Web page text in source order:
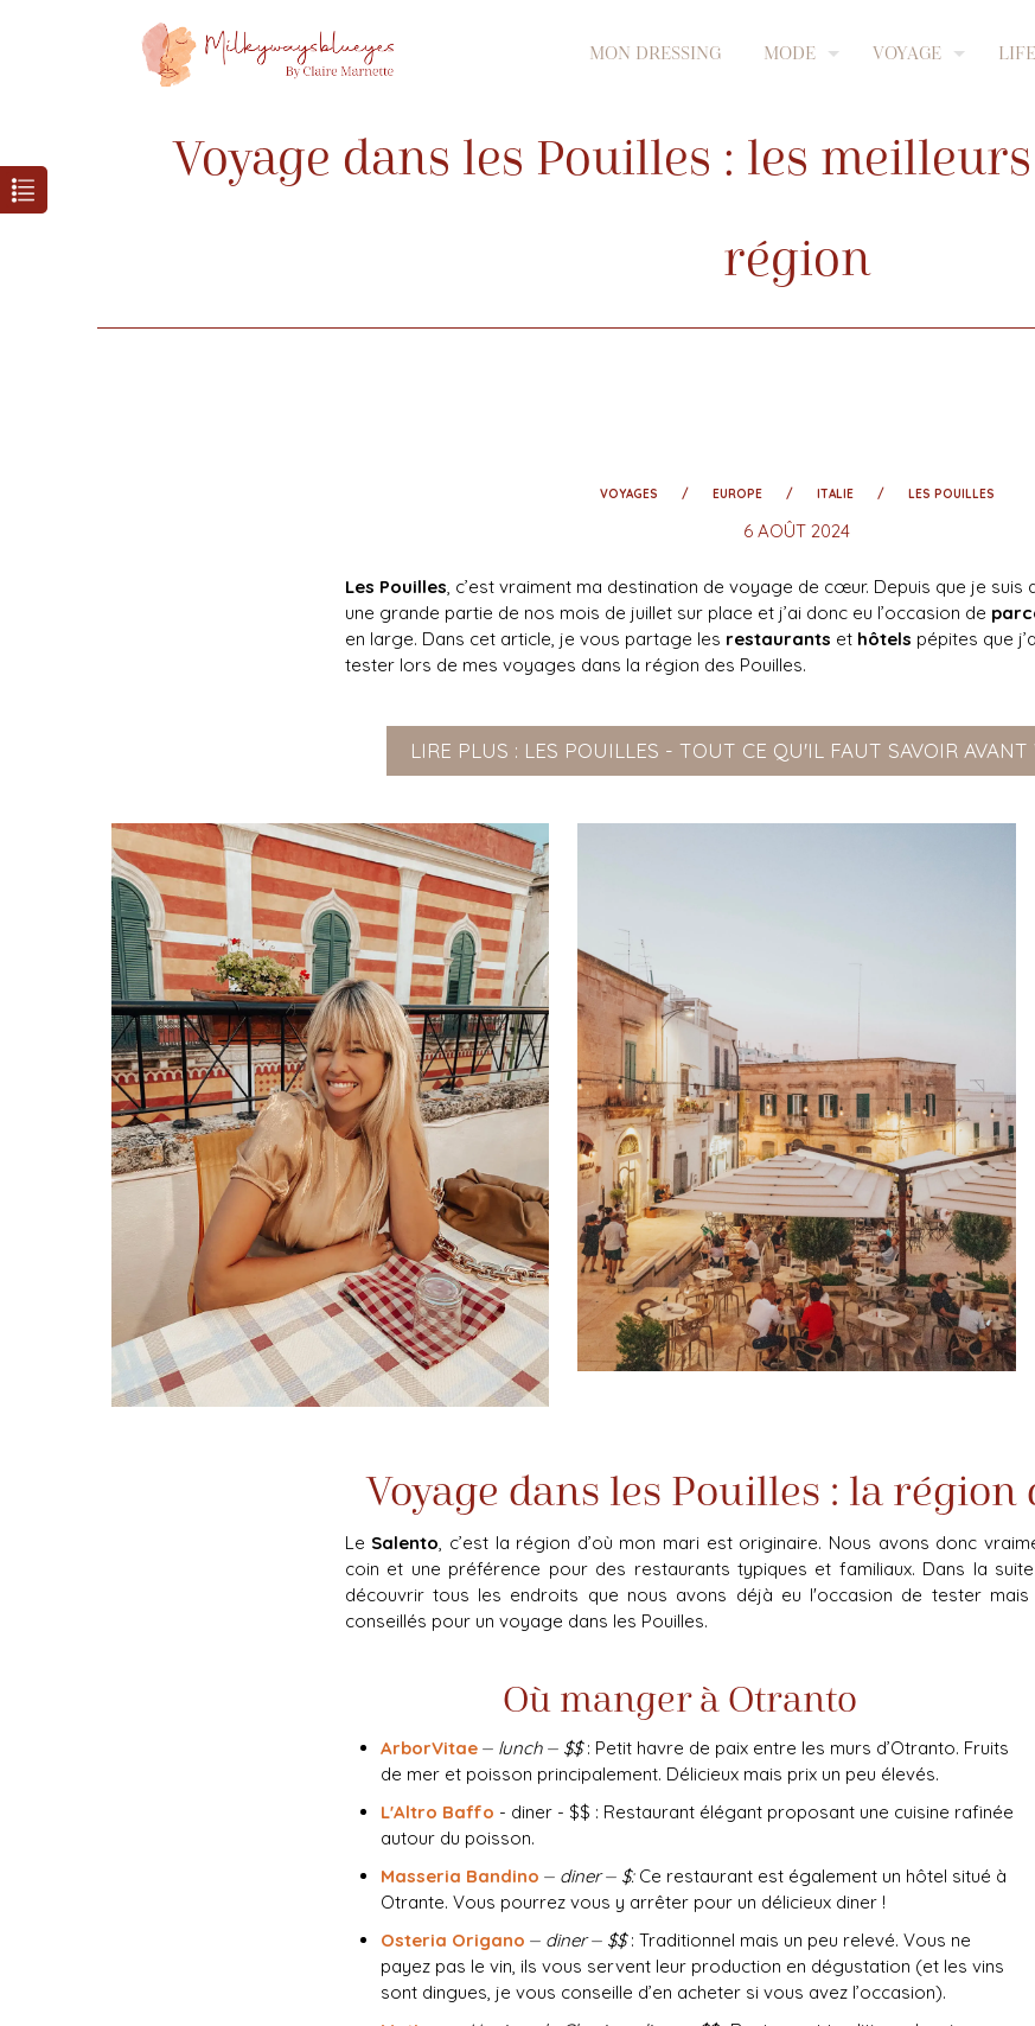
MON DRESSING MODE VOYAGE
Voyage dans les Pouilles : les
région
VOYAGES EUROPE ITALIE LES POUILLES
6 AOÛT 2024
Les Pouilles, c’est vraiment ma destination de voyage de cœur. Depuis que je suis
une grande partie de nos mois de juillet sur place et j’ai donc eu l’occasion de
en large. Dans cet article, je vous partage les restaurants et hôtels pépites que
tester lors de mes voyages dans la région des Pouilles.
LIRE PLUS : LES POUILLES - TOUT CE QU'IL FAUT SAVOIR AVANT
Voyage dans les Pouilles : la région
Le Salento, c’est la région d’où mon mari est originaire. Nous avons donc
coin et une préférence pour des restaurants typiques et familiaux. Dans la
découvrir tous les endroits que nous avons déjà eu l'occasion de tester
conseillés pour un voyage dans les Pouilles.
Où manger à Otranto
ArborVitae⏤ lunch⏤$$: Petit havre de paix entre les murs d’Otranto. Fruits
de mer et poisson principalement. Délicieux mais prix un peu élevés.
L'Altro Baffo - diner - $$ : Restaurant élégant proposant une cuisine rafinée
autour du poisson.
Masseria Bandino ⏤ diner⏤ $:Ce restaurant est également un hôtel situé à
Otrante. Vous pourrez vous y arrêter pour un délicieux diner !
Osteria Origano ⏤ diner⏤$$: Traditionnel mais un peu relevé. Vous ne
payez pas le vin, ils vous servent leur production en dégustation (et les vins
sont dingues, je vous conseille d’en acheter si vous avez l’occasion).